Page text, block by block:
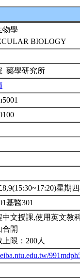
物學
BIOLOGY
藥學研究所
星期
基醫301
中文授課,使用英文教
合開
限：200人